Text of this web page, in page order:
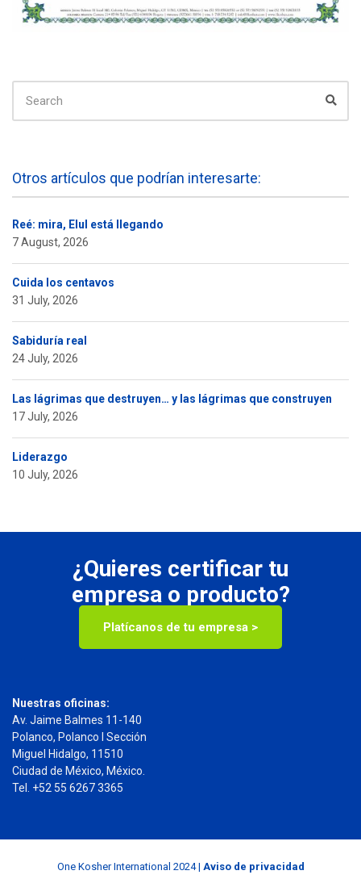
SEARCH
FOR:
Otros artículos que podrían interesarte:
Reé: mira, Elul está llegando
7 August, 2026
Cuida los centavos
31 July, 2026
Sabiduría real
24 July, 2026
Las lágrimas que destruyen… y las lágrimas que construyen
17 July, 2026
Liderazgo
10 July, 2026
¿Quieres certificar tu
empresa o producto?
Platícanos de tu empresa >
Nuestras oficinas:
Av. Jaime Balmes 11-140
Polanco, Polanco I Sección
Miguel Hidalgo, 11510
Ciudad de México, México.
Tel. +52 55 6267 3365
One Kosher International 2024 | Aviso de privacidad